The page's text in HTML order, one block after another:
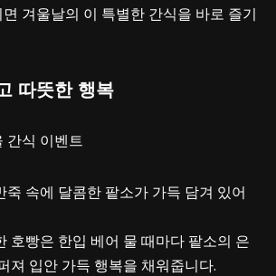
겨울날의 이 특별한 간식을 바로 즐기
따뜻한 행복
죽 속에 달콤한 팥소가 가득 담겨 있어
호빵은 한입 베어 물 때마다 팥소의 은
져 입안 가득 행복을 채워줍니다.